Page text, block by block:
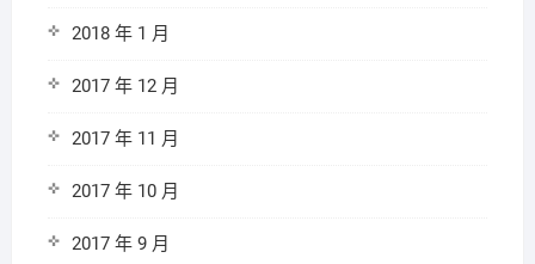
2018 年 1 月
2017 年 12 月
2017 年 11 月
2017 年 10 月
2017 年 9 月